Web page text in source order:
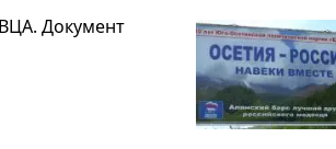
ВЦА. Документ